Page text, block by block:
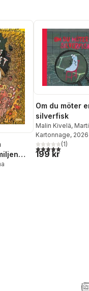
Totalt antal röster:
Om du möter
silverfisk
Malin Kivelä,
Serup
Kartonnage, 2026
5,0utav 5(1)
199 kr